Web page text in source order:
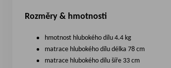
Rozměry & hmotnosti
hmotnost hlubokého dílu 4.4 kg
matrace hlubokého dílu délka 78 cm
matrace hlubokého dílu šíře 33 cm